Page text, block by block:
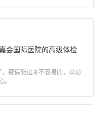
会国际医院的高级体检
疫情能过来不容易的，以前
。